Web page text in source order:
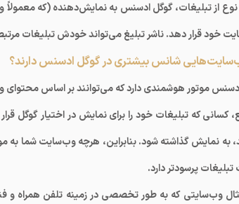
نوع از تبلیغات، گوگل ادسنس به نمایش‌دهنده (که
خود قرار دهد. ناشر تبلیغ می‌تواند خودش تبلیغات
شانس بیشتری در گوگل ادسنس دارند؟
موتور هوشمندی دارد که می‌توانند بر اساس
کسانی که تبلیغات خود را برای نمایش در اختیار گوگل
به نمایش گذاشته شود. بنابراین، هرچه وب‌سایت شما
تبلیغات پرسودتر دارد.
وب‌سایتی که به طور تخصصی در زمینه تلفن همراه و